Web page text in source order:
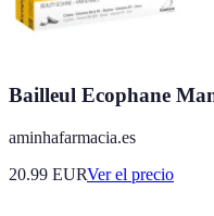
Bailleul Ecophane
aminhafarmacia.es
20.99 EURVer el precio